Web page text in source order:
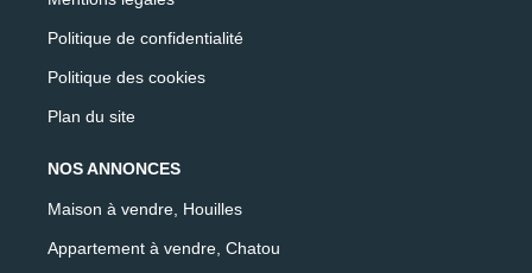
Politique de confidentialité
Politique des cookies
Plan du site
NOS ANNONCES
Maison à vendre, Houilles
Appartement à vendre, Chatou